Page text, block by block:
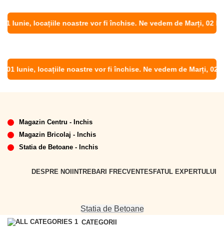
Iunie, locațiile noastre vor fi închise. Ne vedem de Marți, 02
Iunie, locațiile noastre vor fi închise. Ne vedem de Marți, 02
Magazin Centru - Inchis
Magazin Bricolaj - Inchis
Statia de Betoane - Inchis
DESPRE NOI INTREBARI FRECVENTESFATUL EXPERTULUI
Statia de Betoane
CATEGORII